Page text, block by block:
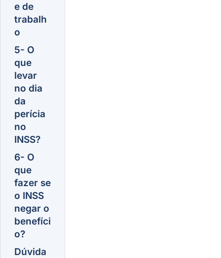
e de
trabalh
o
5- O
que
levar
no dia
da
perícia
no
INSS?
6- O
que
fazer se
o INSS
negar o
benefíci
o?
Dúvida